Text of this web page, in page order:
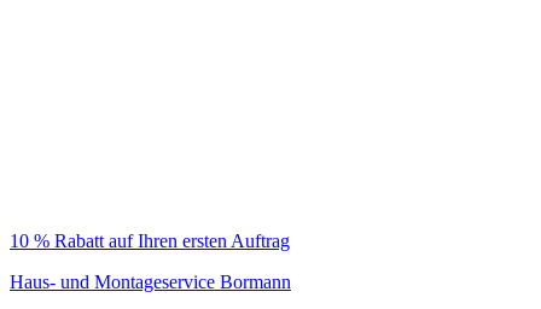
10 % Rabatt auf Ihren ersten Auftrag
Haus- und Montageservice Bormann